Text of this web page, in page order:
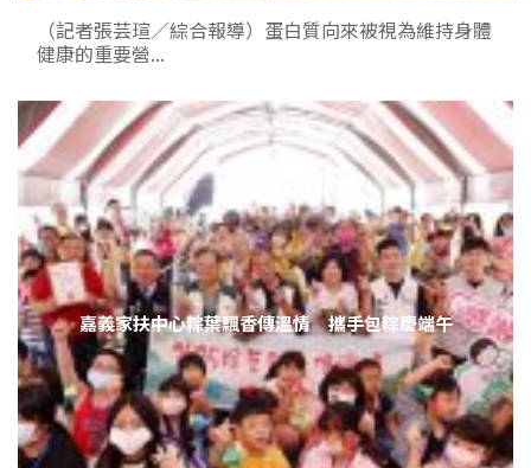
（記者張芸瑄／綜合報導）蛋白質向來被視為維持身體
健康的重要營...
嘉義家扶中心粽葉飄香傳溫情 攜手包粽慶端午